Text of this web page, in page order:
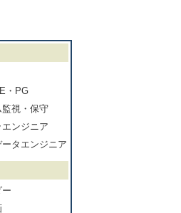
・PG
監視・保守
ンジニア
ータエンジニア
ー